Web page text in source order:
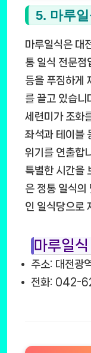
5. 마루
마루일식은 대
통 일식 전문점
등을 푸짐하게
를 끌고 있습니
세련미가 조화
좌석과 테이블
위기를 연출합
특별한 시간을
은 정통 일식의
인 일식당으로
마루일식
주소: 대전광
전화: 042-